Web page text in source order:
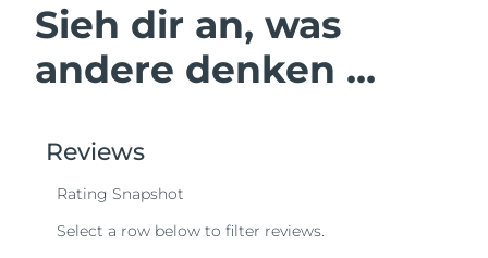
Sieh dir an, was
andere denken ...